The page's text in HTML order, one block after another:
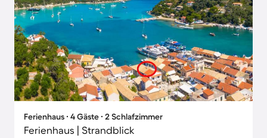
Ferienhaus ∙ 4 Gäste ∙ 2 Schlafzimmer
Ferienhaus | Strandblick